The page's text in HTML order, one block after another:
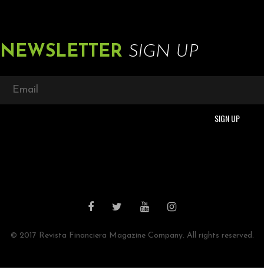
NEWSLETTER SIGN UP
© 2017 Revista Financiera Magazine Company. All rights reserved.